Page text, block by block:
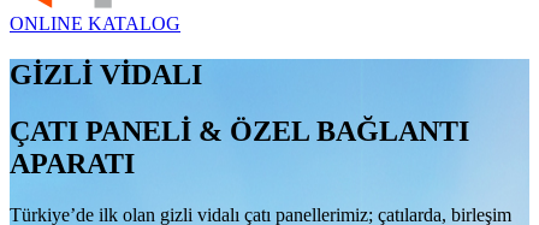
ONLINE KATALOG
GİZLİ VİDALI
ÇATI PANELİ & ÖZEL BAĞLANTI
APARATI
Türkiye’de ilk olan gizli vidalı çatı panellerimiz; çatılarda, birleşim